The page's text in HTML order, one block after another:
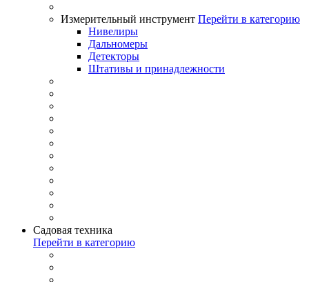
Измерительный инструмент Перейти в категорию
Нивелиры
Дальномеры
Детекторы
Штативы и принадлежности
Садовая техника
Перейти в категорию